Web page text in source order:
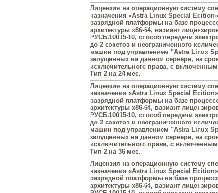
Лицензия на операционную систему
назначения «Astra Linux Special
разрядной платформы на базе
архитектуры х86-64, вариант
РУСБ.10015-10, способ передачи
до 2 сокетов и неограниченного
машин под управлением "Astra Linux
запущенных на данном сервере, на
исключительного права, с
Тип 2 на 24 мес.
Лицензия на операционную систему
назначения «Astra Linux Special
разрядной платформы на базе
архитектуры х86-64, вариант
РУСБ.10015-10, способ передачи
до 2 сокетов и неограниченного
машин под управлением "Astra Linux
запущенных на данном сервере, на
исключительного права, с
Тип 2 на 36 мес.
Лицензия на операционную систему
назначения «Astra Linux Special
разрядной платформы на базе
архитектуры х86-64, вариант